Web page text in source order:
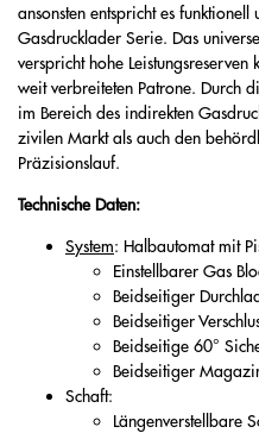
ansonsten entspricht es
Gasdrucklader Serie. Das
verspricht hohe
weit verbreiteten Patrone. Durch
im Bereich des indirekten
zivilen Markt als auch den
Präzisionslauf.
Technische Daten:
System: Halbautomat mit
Einstellbarer Gas
Beidseitiger​
Beidseitiger
Beidseitige 60°
Beidseitiger
Schaft:
Längenverstellbare